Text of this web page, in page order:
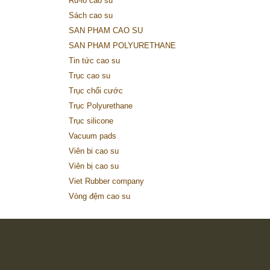
Sách cao su
SAN PHAM CAO SU
SAN PHAM POLYURETHANE
Tin tức cao su
Trục cao su
Trục chổi cước
Trục Polyurethane
Trục silicone
Vacuum pads
Viên bi cao su
Viên bị cao su
Viet Rubber company
Vòng đệm cao su